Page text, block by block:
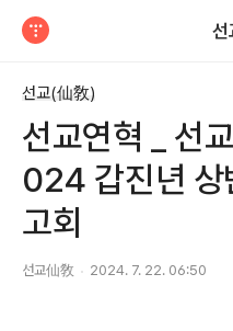
선
선교(仙敎)
선교연혁 _ 선
024 갑진년 상
고회
선교仙敎 2024. 7. 22. 06:50